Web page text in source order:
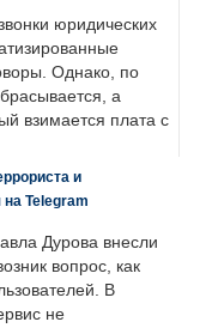
юридических
Однако, по
а
взимается плата с
и
Telegram
Дурова внесли
вопрос, как
В
не